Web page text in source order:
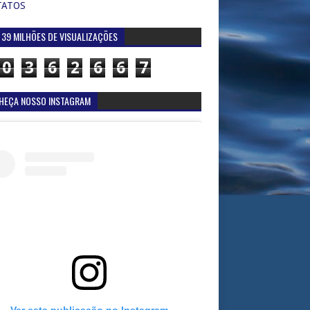
MILHÕES DE VISUALIZAÇÕES
0 3 6 2 6 6 7
NOSSO INSTAGRAM